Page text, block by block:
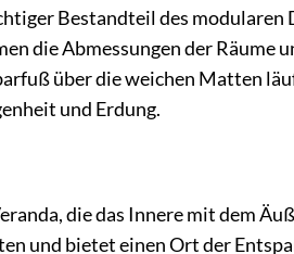
Bestandteil des modularen
die Abmessungen der Räume
über die weichen Matten
und Erdung.
die das Innere mit dem
und bietet einen Ort der